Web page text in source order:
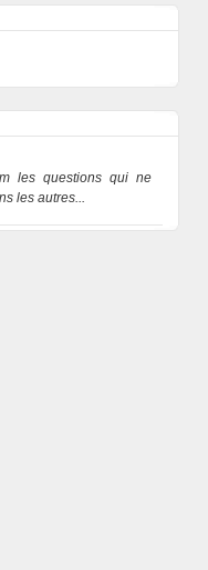
les questions qui ne
les autres...